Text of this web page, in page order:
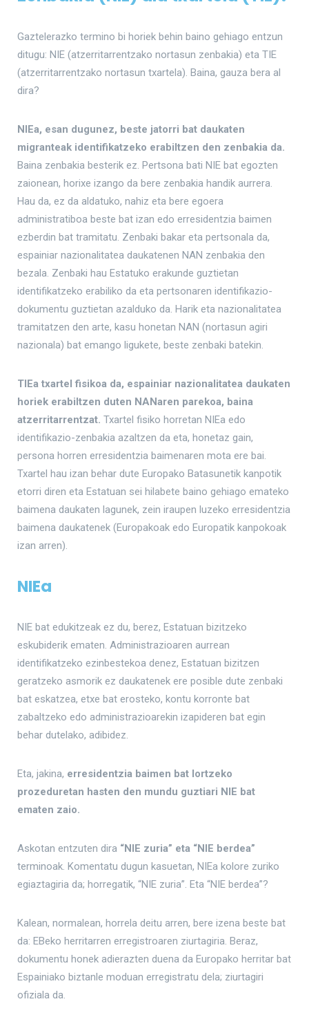
Gaztelerazko termino bi horiek behin baino gehiago entzun
ditugu: NIE (atzerritarrentzako nortasun zenbakia) eta TIE
(atzerritarrentzako nortasun txartela). Baina, gauza bera al
dira?
NIEa, esan dugunez, beste jatorri bat daukaten
migranteak identifikatzeko erabiltzen den zenbakia da.
Baina zenbakia besterik ez. Pertsona bati NIE bat egozten
zaionean, horixe izango da bere zenbakia handik aurrera.
Hau da, ez da aldatuko, nahiz eta bere egoera
administratiboa beste bat izan edo erresidentzia baimen
ezberdin bat tramitatu. Zenbaki bakar eta pertsonala da,
espainiar nazionalitatea daukatenen NAN zenbakia den
bezala. Zenbaki hau Estatuko erakunde guztietan
identifikatzeko erabiliko da eta pertsonaren identifikazio-
dokumentu guztietan azalduko da. Harik eta nazionalitatea
tramitatzen den arte, kasu honetan NAN (nortasun agiri
nazionala) bat emango ligukete, beste zenbaki batekin.
TIEa txartel fisikoa da, espainiar nazionalitatea daukaten
horiek erabiltzen duten NANaren parekoa, baina
atzerritarrentzat. Txartel fisiko horretan NIEa edo
identifikazio-zenbakia azaltzen da eta, honetaz gain,
persona horren erresidentzia baimenaren mota ere bai.
Txartel hau izan behar dute Europako Batasunetik kanpotik
etorri diren eta Estatuan sei hilabete baino gehiago emateko
baimena daukaten lagunek, zein iraupen luzeko erresidentzia
baimena daukatenek (Europakoak edo Europatik kanpokoak
izan arren).
NIEa
NIE bat edukitzeak ez du, berez, Estatuan bizitzeko
eskubiderik ematen. Administrazioaren aurrean
identifikatzeko ezinbestekoa denez, Estatuan bizitzen
geratzeko asmorik ez daukatenek ere posible dute zenbaki
bat eskatzea, etxe bat erosteko, kontu korronte bat
zabaltzeko edo administrazioarekin izapideren bat egin
behar dutelako, adibidez.
Eta, jakina, erresidentzia baimen bat lortzeko
prozeduretan hasten den mundu guztiari NIE bat
ematen zaio.
Askotan entzuten dira “NIE zuria” eta “NIE berdea”
terminoak. Komentatu dugun kasuetan, NIEa kolore zuriko
egiaztagiria da; horregatik, “NIE zuria”. Eta “NIE berdea”?
Kalean, normalean, horrela deitu arren, bere izena beste bat
da: EBeko herritarren erregistroaren ziurtagiria. Beraz,
dokumentu honek adierazten duena da Europako herritar bat
Espainiako biztanle moduan erregistratu dela; ziurtagiri
ofiziala da.